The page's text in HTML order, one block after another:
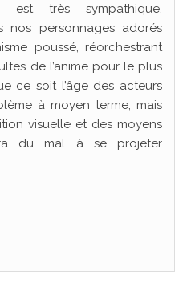
est très sympathique,
nos personnages adorés
poussé, réorchestrant
de l’anime pour le plus
ce soit l’âge des acteurs
à moyen terme, mais
visuelle et des moyens
du mal à se projeter